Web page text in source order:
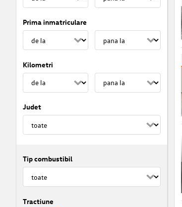
Prima inmatriculare
Kilometri
Judet
Tip combustibil
Tractiune